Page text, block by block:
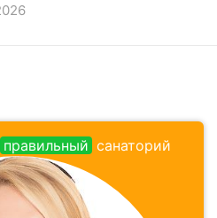
правильный санаторий